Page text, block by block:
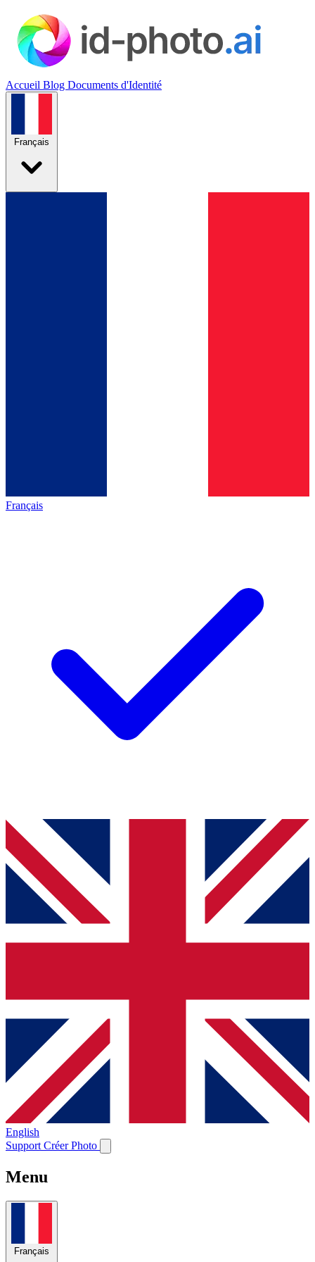
Accueil Blog Documents d'Identité
Français
Français
English
Support Créer Photo
Menu
Français